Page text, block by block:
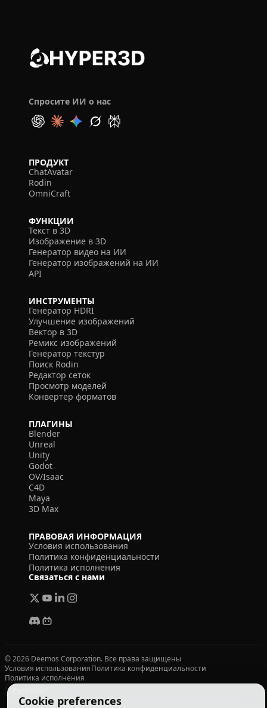
Cookie preferences
Спросите ИИ о нас
ПРОДУКТ
ChatAvatar
Rodin
OmniCraft
ФУНКЦИИ
Текст в 3D
Изображение в 3D
Генератор видео на ИИ
Генератор изображений на ИИ
API
ИНСТРУМЕНТЫ
Генератор HDRI
Улучшение изображений
Вектор в 3D
Ремикс изображений
Генератор текстур
Поиск Rodin
Редактор сеток
Просмотр моделей
Конвертер форматов
ПЛАГИНЫ
Blender
Unreal
Unity
Godot
OV/Isaac
C4D
Maya
3D Max
ПРАВОВАЯ ИНФОРМАЦИЯ
Условия использования
Политика конфиденциальности
Политика исполнения
Связаться с нами
© 2026 Deemos Corporation. Все права защищены
Условия использованияПолитика конфиденциальности
Политика исполнения